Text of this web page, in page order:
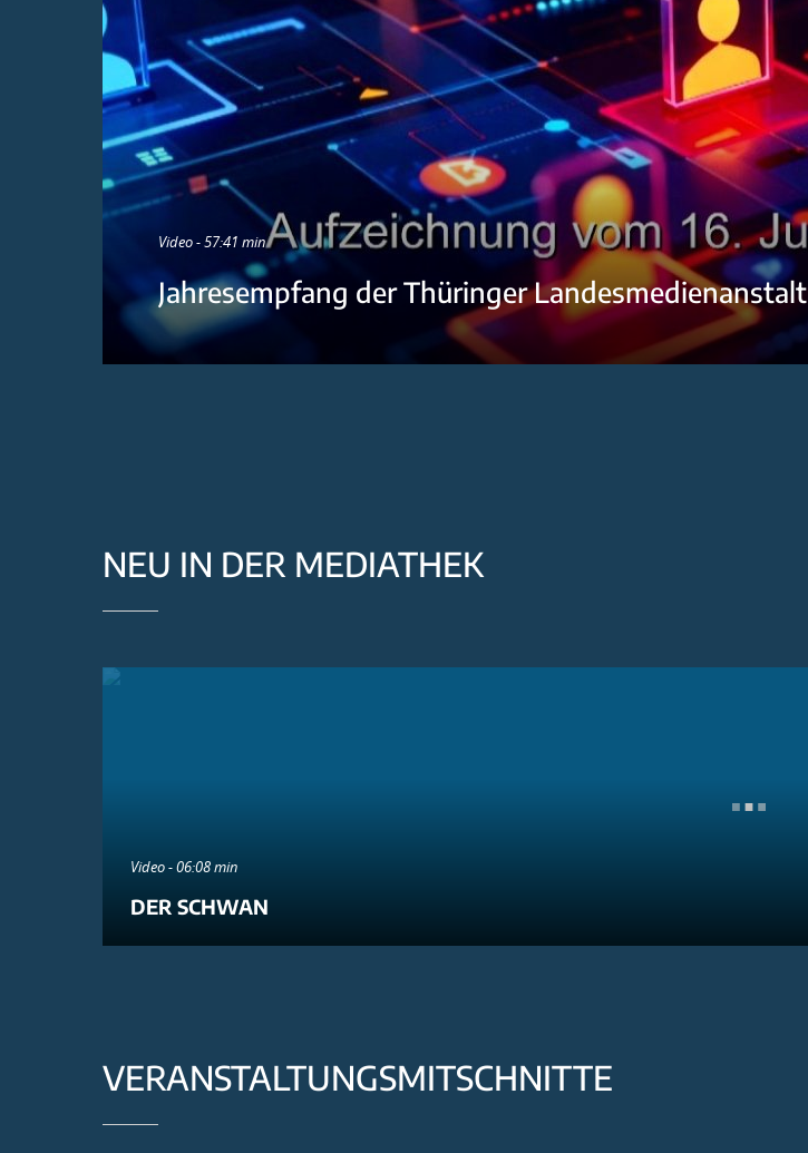
Video - 57:41 min
Jahresempfang der Thüringer Landesmedienanstalt
NEU IN DER MEDIATHEK
Video - 06:08 min
DER SCHWAN
VERANSTALTUNGSMITSCHNITTE